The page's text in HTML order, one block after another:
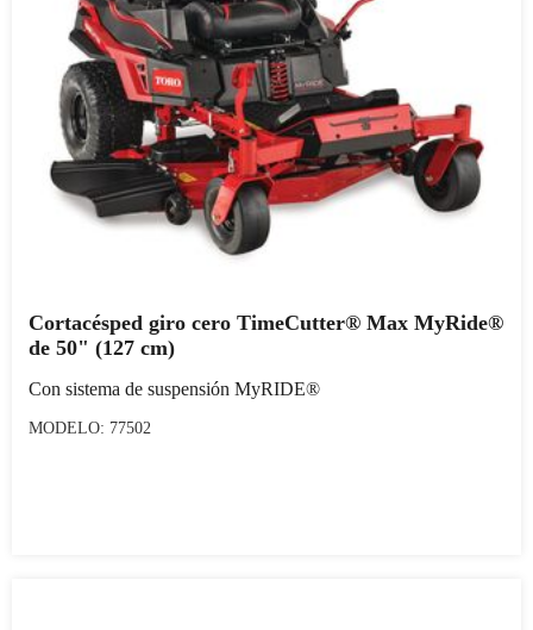
Cortacésped giro cero TimeCutter® Max MyRide®
de 50" (127 cm)
Con sistema de suspensión MyRIDE®
MODELO: 77502